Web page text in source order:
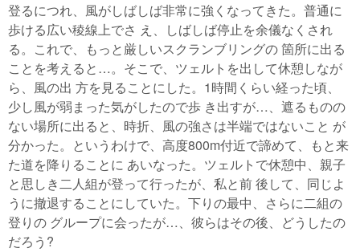
登るにつれ、風がしばしば非常に強くなってきた。普通に
歩ける広い稜線上でさ え、しばしば停止を余儀なくされ
る。これで、もっと厳しいスクランブリングの 箇所に出る
ことを考えると…。そこで、ツェルトを出して休憩しなが
ら、風の出 方を見ることにした。1時間くらい経った頃、
少し風が弱まった気がしたので歩 き出すが…、遮るものの
ない場所に出ると、時折、風の強さは半端ではないこと が
分かった。というわけで、高度800m付近で諦めて、もと来
た道を降りることに あいなった。ツェルトで休憩中、親子
と思しき二人組が登って行ったが、私と前 後して、同じよ
うに撤退することにしていた。下りの最中、さらに二組の
登りの グループに会ったが…、彼らはその後、どうしたの
だろう?